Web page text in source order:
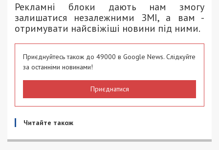
Рекламні блоки дають нам змогу
залишатися незалежними ЗМІ, а вам -
отримувати найсвіжіші новини під ними.
Приєднуйтесь також до 49000 в Google News. Слідкуйте
за останніми новинами!
Приєднатися
Читайте також